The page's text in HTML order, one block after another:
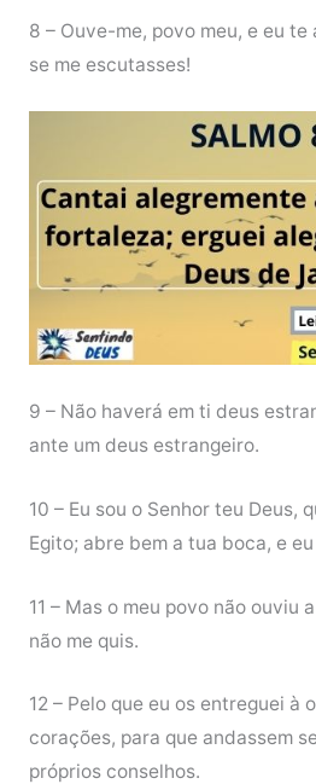
8 – Ouve-me, povo meu, e eu
se me escutasses!
9 – Não haverá em ti deus
ante um deus estrangeiro.
10 – Eu sou o Senhor teu Deus,
Egito; abre bem a tua boca, e
11 – Mas o meu povo não ouviu
não me quis.
12 – Pelo que eu os entreguei à
corações, para que andassem
próprios conselhos.